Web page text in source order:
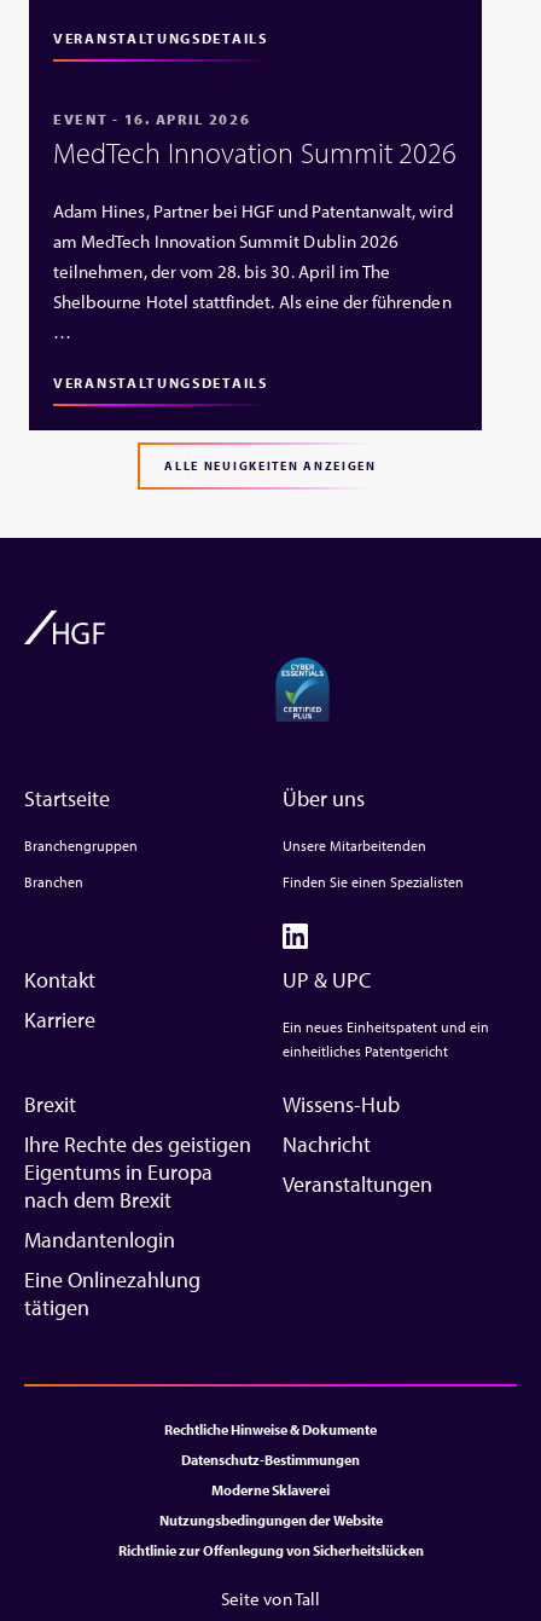
VERANSTALTUNGSDETAILS
EVENT - 16. APRIL 2026
MedTech Innovation Summit 2026
Adam Hines, Partner bei HGF und Patentanwalt, wird
am MedTech Innovation Summit Dublin 2026
teilnehmen, der vom 28. bis 30. April im The
Shelbourne Hotel stattfindet. Als eine der führenden
…
VERANSTALTUNGSDETAILS
ALLE NEUIGKEITEN ANZEIGEN
Startseite
Branchengruppen
Branchen
Über uns
Unsere Mitarbeitenden
Finden Sie einen Spezialisten
Kontakt
Karriere
UP & UPC
Ein neues Einheitspatent und ein
einheitliches Patentgericht
Brexit
Ihre Rechte des geistigen
Eigentums in Europa
nach dem Brexit
Mandantenlogin
Eine Onlinezahlung
tätigen
Wissens-Hub
Nachricht
Veranstaltungen
Rechtliche Hinweise & Dokumente
Datenschutz-Bestimmungen
Moderne Sklaverei
Nutzungsbedingungen der Website
Richtlinie zur Offenlegung von Sicherheitslücken
Seite von Tall